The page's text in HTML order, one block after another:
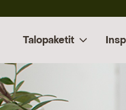
Talopaketit